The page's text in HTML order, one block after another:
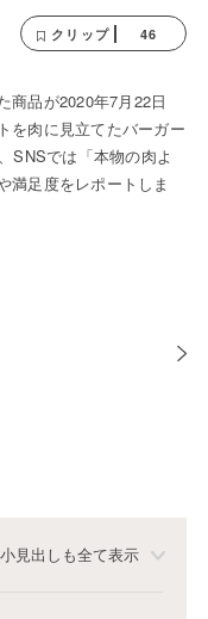
クリップ 46
商品が2020年7月22日
を肉に見立てたバーガー
SNSでは「本物の肉よ
満足度をレポートしま
小見出しも全て表示